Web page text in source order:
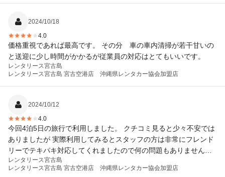
2024/10/18
4.0
価格重視であれば最高です。 その分 車の車内清掃が若干甘いの
と送迎に少し時間がかかるが従業員の対応はとてもいいです。
レンタリース宮古島
レンタリース宮古島 宮古空港店 沖縄県レンタカー協会加盟店
2024/10/12
4.0
今回4泊5日の旅行で利用しました。 クチコミ見ると少々不安では
ありましたが 実際利用してみるとスタッフの方は非常にフレンド
リーでテキパキ対応してくれましたので何の問題もありませんで
した。 車自体は確かに若干古く車内に砂が落ちていました。しか
しながら、有名なレンタカー会社を利用すると倍以上の値段で
レンタリース宮古島
レンタリース宮古島 宮古空港店 沖縄県レンタカー協会加盟店